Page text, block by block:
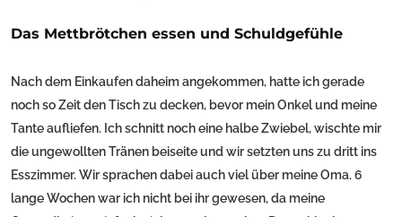
Das Mettbrötchen essen und Schuldgefühle
Nach dem Einkaufen daheim angekommen, hatte ich gerade
noch so Zeit den Tisch zu decken, bevor mein Onkel und meine
Tante aufliefen. Ich schnitt noch eine halbe Zwiebel, wischte mir
die ungewollten Tränen beiseite und wir setzten uns zu dritt ins
Esszimmer. Wir sprachen dabei auch viel über meine Oma. 6
lange Wochen war ich nicht bei ihr gewesen, da meine